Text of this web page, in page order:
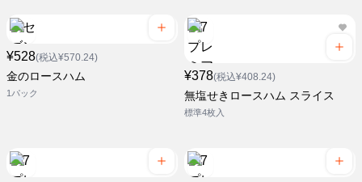
¥528(税込¥570.24)
金のロースハム
1パック
¥378(税込¥408.24)
無塩せきロースハム スライス
標準4枚入